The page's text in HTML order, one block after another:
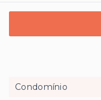
Condomínio